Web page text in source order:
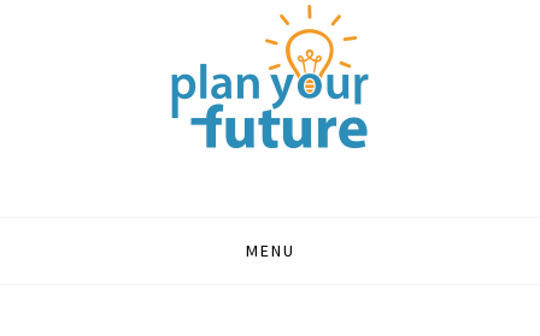
PLAN YOUR
FUTURE | BLOG
ORIENTAMENTO
Portale sull'orientamento e formazione
MENU